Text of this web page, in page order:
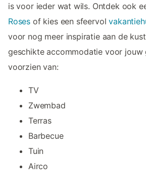
is voor ieder wat wils. Ontdek ook
Roses of kies een sfeervol
voor nog meer inspiratie aan de
geschikte accommodatie voor jouw
voorzien van:
TV
Zwembad
Terras
Barbecue
Tuin
Airco